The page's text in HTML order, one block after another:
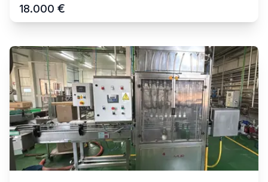
18.000 €